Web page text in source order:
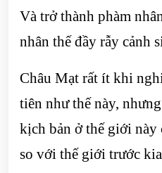
Và trở thành phàm
nhân thế đầy rẫy cảnh
Châu Mạt rất ít khi
tiên như thế này,
kịch bản ở thế giới này
so với thế giới trước